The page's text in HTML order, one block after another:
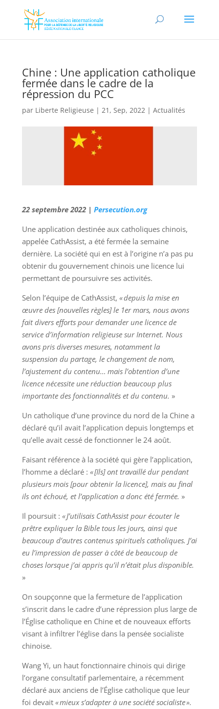
Chine : Une application catholique
fermée dans le cadre de la
répression du PCC
par Liberte Religieuse | 21, Sep, 2022| Actualités
22 septembre 2022 | Persecution.org
Une application destinée aux catholiques chinois,
appelée CathAssist, a été fermée la semaine
dernière. La société qui en est à l’origine n’a pas pu
obtenir du gouvernement chinois une licence lui
permettant de poursuivre ses activités.
Selon l’équipe de CathAssist, « depuis la mise en
œuvre des [nouvelles règles] le 1er mars, nous avons
fait divers efforts pour demander une licence de
service d’information religieuse sur Internet. Nous
avons pris diverses mesures, notamment la
suspension du partage, le changement de nom,
l’ajustement du contenu… mais l’obtention d’une
licence nécessite une réduction beaucoup plus
importante des fonctionnalités et du contenu. »
Un catholique d’une province du nord de la Chine a
déclaré qu’il avait l’application depuis longtemps et
qu’elle avait cessé de fonctionner le 24 août.
Faisant référence à la société qui gère l’application,
l’homme a déclaré : « [Ils] ont travaillé dur pendant
plusieurs mois [pour obtenir la licence], mais au final
ils ont échoué, et l’application a donc été fermée. »
Il poursuit : « J’utilisais CathAssist pour écouter le
prêtre expliquer la Bible tous les jours, ainsi que
beaucoup d’autres contenus spirituels catholiques. J’ai
eu l’impression de passer à côté de beaucoup de
choses lorsque j’ai appris qu’il n’était plus disponible.
»
On soupçonne que la fermeture de l’application
s’inscrit dans le cadre d’une répression plus large de
l’Église catholique en Chine et de nouveaux efforts
visant à infiltrer l’église dans la pensée socialiste
chinoise.
Wang Yi, un haut fonctionnaire chinois qui dirige
l’organe consultatif parlementaire, a récemment
déclaré aux anciens de l’Église catholique que leur
foi devait « mieux s’adapter à une société socialiste ».